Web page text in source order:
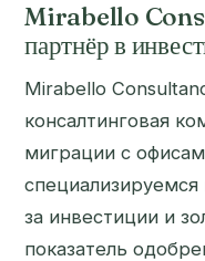
Mirabello
партнёр в
Mirabello
консалтинговая
миграции с
за инвестиции и
показатель